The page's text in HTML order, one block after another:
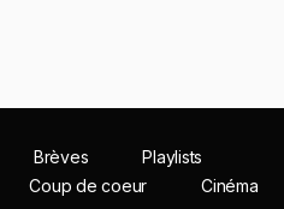
Brèves
Playlists
Coup de coeur Cinéma